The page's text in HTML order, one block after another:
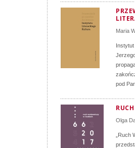
Maria
pod
Olga
„Ruch